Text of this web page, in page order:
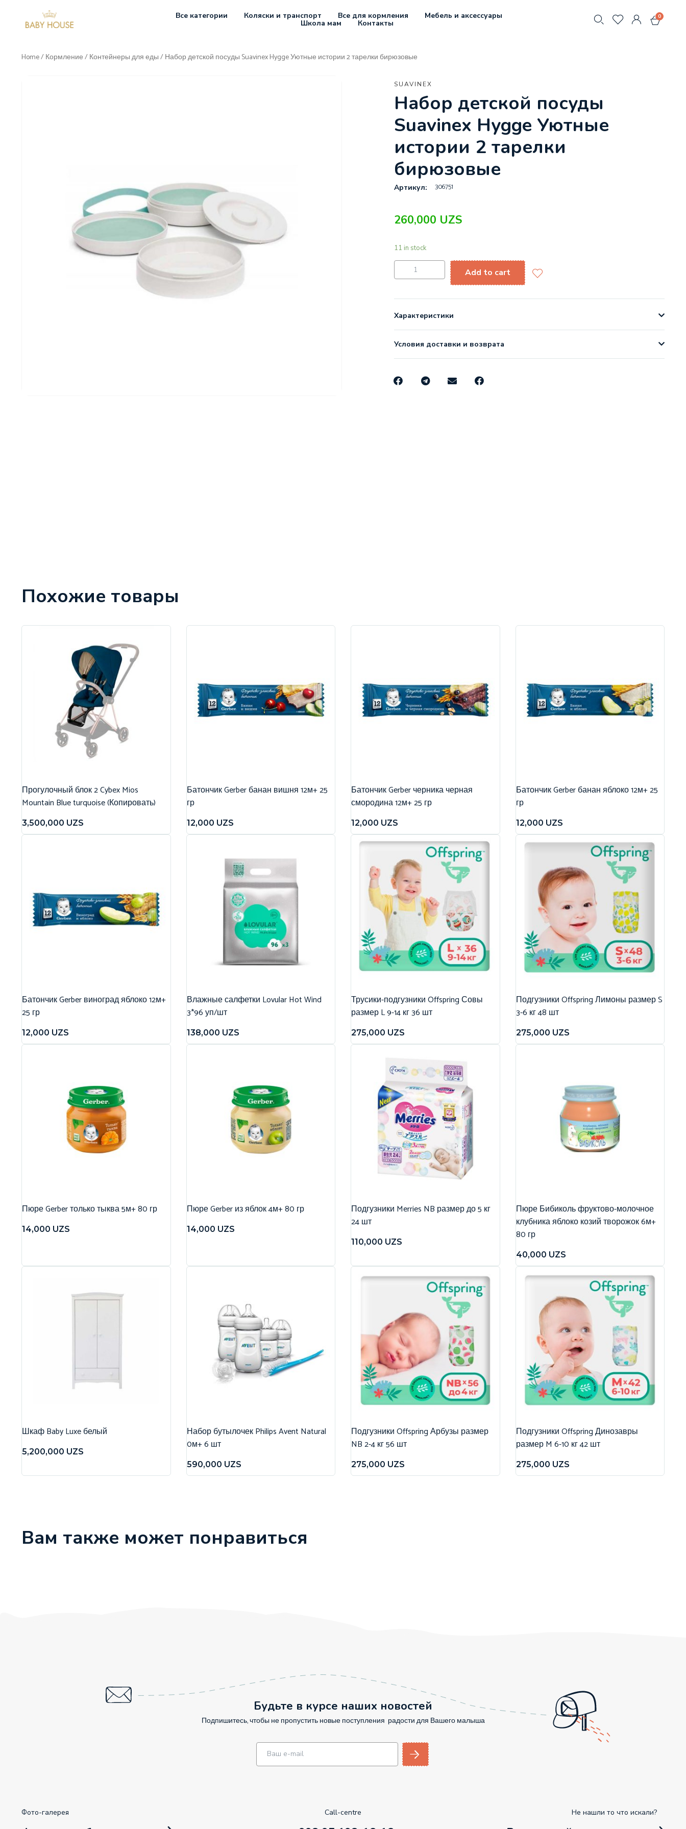
Все категории Коляски и транспорт Все для кормления Мебель и аксессуары
Школа мам Контакты
0
Home/Кормление/Контейнеры для еды/ Набор детской посуды Suavinex Hygge Уютные истории 2 тарелки бирюзовые
SUAVINEX
Набор детской посуды
Suavinex Hygge Уютные
истории 2 тарелки
бирюзовые
Артикул: 306751
260,000 UZS
11 in stock
Add to cart
Характеристики
Условия доставки и возврата
Похожие товары
Прогулочный блок 2 Cybex Mios
Mountain Blue turquoise (Копировать)
3,500,000 UZS
Батончик Gerber банан вишня 12м+ 25
гр
12,000 UZS
Батончик Gerber черника черная
смородина 12м+ 25 гр
12,000 UZS
Батончик Gerber банан яблоко 12м+ 25
гр
12,000 UZS
Батончик Gerber виноград яблоко 12м+
25 гр
12,000 UZS
Влажные салфетки Lovular Hot Wind
3*96 уп/шт
138,000 UZS
Трусики-подгузники Offspring Совы
размер L 9-14 кг 36 шт
275,000 UZS
Подгузники Offspring Лимоны размер S
3-6 кг 48 шт
275,000 UZS
Пюре Gerber только тыква 5м+ 80 гр
14,000 UZS
Пюре Gerber из яблок 4м+ 80 гр
14,000 UZS
Подгузники Merries NB размер до 5 кг
24 шт
110,000 UZS
Пюре Бибиколь фруктово-молочное
клубника яблоко козий творожок 6м+
80 гр
40,000 UZS
Шкаф Baby Luxe белый
5,200,000 UZS
Набор бутылочек Philips Avent Natural
0м+ 6 шт
590,000 UZS
Подгузники Offspring Арбузы размер
NB 2-4 кг 56 шт
275,000 UZS
Подгузники Offspring Динозавры
размер M 6-10 кг 42 шт
275,000 UZS
Вам также может понравиться
Будьте в курсе наших новостей
Подпишитесь, чтобы не пропустить новые поступления радости для Вашего малыша
Фото-галерея Call-centre Не нашли то что искали?